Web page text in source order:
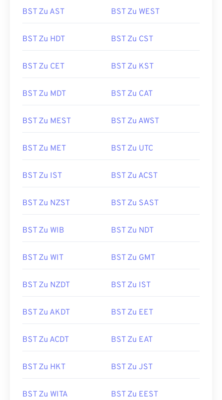
BST Zu AST BST Zu WEST
BST Zu HDT BST Zu CST
BST Zu CET BST Zu KST
BST Zu MDT BST Zu CAT
BST Zu MEST BST Zu AWST
BST Zu MET BST Zu UTC
BST Zu IST BST Zu ACST
BST Zu NZST BST Zu SAST
BST Zu WIB BST Zu NDT
BST Zu WIT BST Zu GMT
BST Zu NZDT BST Zu IST
BST Zu AKDT BST Zu EET
BST Zu ACDT BST Zu EAT
BST Zu HKT BST Zu JST
BST Zu WITA BST Zu EEST